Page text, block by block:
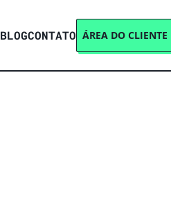
BLOGCONTATO ÁREA DO CLIENTE